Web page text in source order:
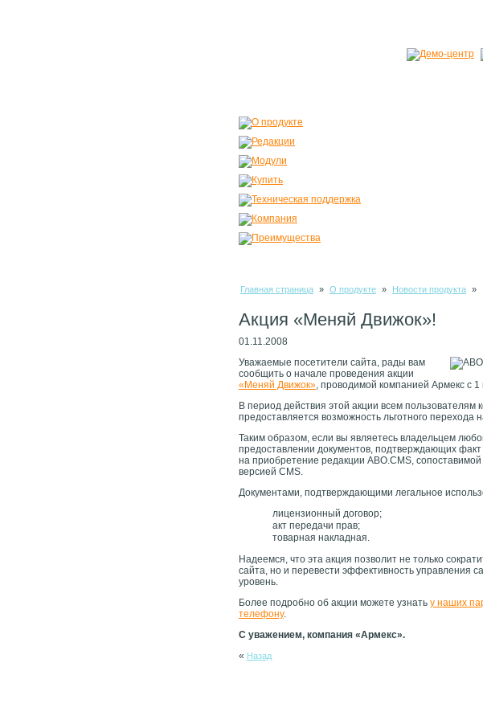
Главная страница » О продукте » Новости продукта »
Акция «Меняй Движок»!
01.11.2008
Уважаемые посетители сайта, рады вам
сообщить о начале проведения акции
«Меняй Движок» , проводимой компанией Армекс с
В период действия этой акции всем пользователям
предоставляется возможность льготного перехода
Таким образом, если вы являетесь владельцем
предоставлении документов, подтверждающих факт
на приобретение редакции ABO.CMS,
версией CMS.
Документами, подтверждающими легальное
лицензионный договор;
акт передачи прав;
товарная накладная.
Надеемся, что эта акция позволит не только
сайта, но и перевести эффективность управления
уровень.
Более подробно об акции можете узнать у наших
телефону.
С уважением, компания «Армекс».
« Назад